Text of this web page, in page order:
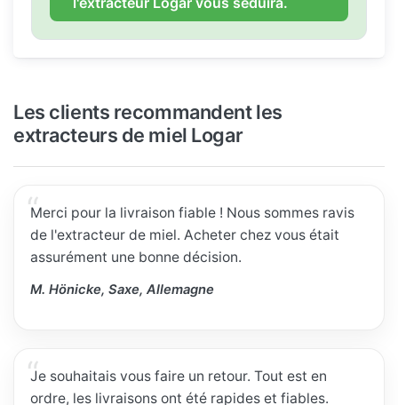
Les clients recommandent les
extracteurs de miel Logar
Merci pour la livraison fiable ! Nous sommes ravis
de l'extracteur de miel. Acheter chez vous était
assurément une bonne décision.
M. Hönicke, Saxe, Allemagne
Je souhaitais vous faire un retour. Tout est en
ordre, les livraisons ont été rapides et fiables.